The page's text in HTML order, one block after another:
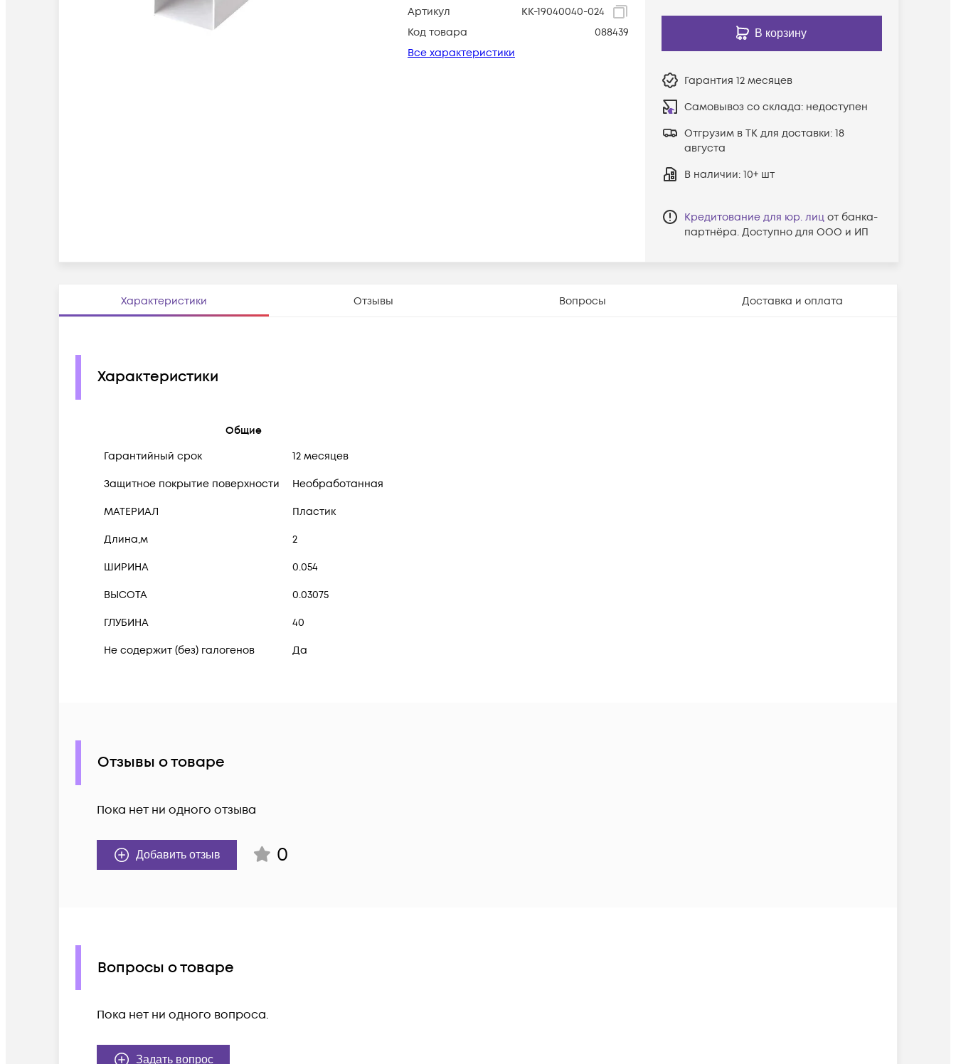
Артикул
КК-19040040-024
Код товара
088439
Все характеристики
В корзину
Гарантия 12 месяцев
Самовывоз со склада: недоступен
Отгрузим в ТК для доставки: 18
августа
В наличии: 10+ шт
Кредитование для юр. лиц от банка-
партнёра. Доступно для ООО и ИП
Характеристики Отзывы Вопросы Доставка и оплата
Характеристики
Общие
Гарантийный срок
12 месяцев
Защитное покрытие поверхности Необработанная
МАТЕРИАЛ Пластик
Длина,м 2
ШИРИНА 0.054
ВЫСОТА 0.03075
ГЛУБИНА 40
Не содержит (без) галогенов Да
Отзывы о товаре
Пока нет ни одного отзыва
Добавить отзыв 0
Вопросы о товаре
Пока нет ни одного вопроса.
Задать вопрос